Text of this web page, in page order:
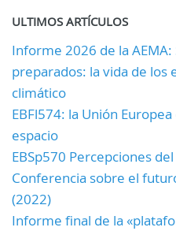
ULTIMOS ARTÍCULOS
Informe 2026 de la
preparados: la vida de los
climático
EBFl574: la Unión
espacio
EBSp570 Percepciones
Conferencia sobre el
(2022)
Informe final de la